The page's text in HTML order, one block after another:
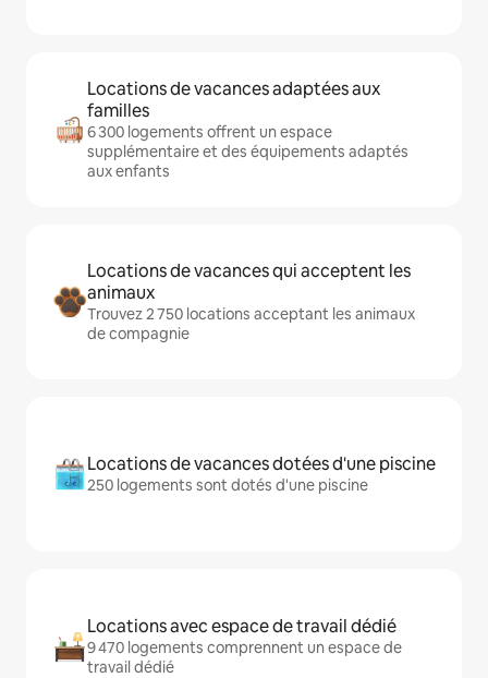
Locations de vacances adaptées aux
familles
6 300 logements offrent un espace
supplémentaire et des équipements adaptés
aux enfants
Locations de vacances qui acceptent les
animaux
Trouvez 2 750 locations acceptant les animaux
de compagnie
Locations de vacances dotées d'une piscine
250 logements sont dotés d'une piscine
Locations avec espace de travail dédié
9 470 logements comprennent un espace de
travail dédié